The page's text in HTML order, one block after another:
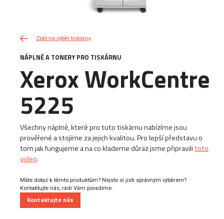
Zpět na výběr tiskárny
NÁPLNĚ A TONERY PRO TISKÁRNU
Xerox WorkCentre
5225
Všechny náplně, které pro tuto tiskárnu nabízíme jsou
prověřené a stojíme za jejich kvalitou. Pro lepší představu o
tom jak fungujeme a na co klademe důraz jsme připravilitoto
video.
Máte dotaz k těmto produktům? Nejste si jisti správným výběrem?
Kontaktujte nás, rádi Vám poradíme.
Kontaktujte nás